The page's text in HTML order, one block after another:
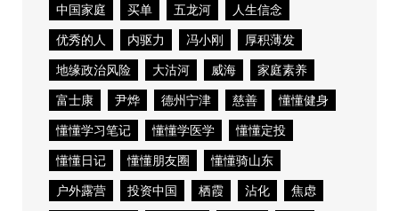
中国家庭 买单 五龙河
人生信念
优秀的人
内驱力 冯小刚
厚积薄发
地缘政治风险
大沽河 威海
家庭素养
富士康
尹烨 德州宁津 慈善
懂懂健身
懂懂学习笔记
懂懂学医学
懂懂定投
懂懂日记
懂懂朋友圈
懂懂骑山东
户外露营
投资中国 栖霞 沾化 焦虑